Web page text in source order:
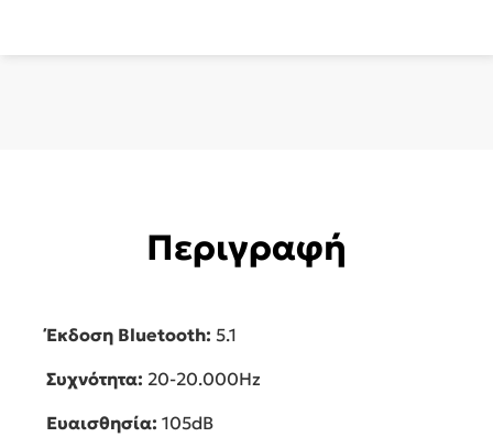
Περιγραφή
Έκδοση Bluetooth: 5.1
Συχνότητα: 20-20.000Hz
Ευαισθησία: 105dB